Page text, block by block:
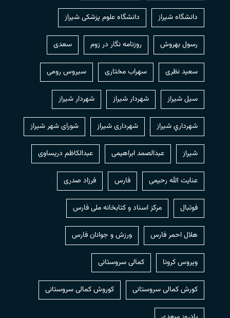
دانشگاه شیراز دانشگاه علوم پزشکی شیراز
رسول بهروش روزنامه نگار در زوم سعدی
سعید نظری سهراب مختاری سیروس رومی
سیل شیراز شهردار شيراز شهردار شیراز
شهرداري شيراز شهرداری شیراز شورای شهر شیراز
شیراز عبدالصمد ابراهیمی عبدالکاظم دریساوی
عنایت الله رحیمی فارس فرزاد صدری
فوتبال مرکز اسناد و کتابخانه ملی فارس
هلال احمر فارس ورزش و جوانان فارس
ویروس کرونا کمالی سروستانی
کورش کمالی سروستانی کوروش کمالی سروستانی